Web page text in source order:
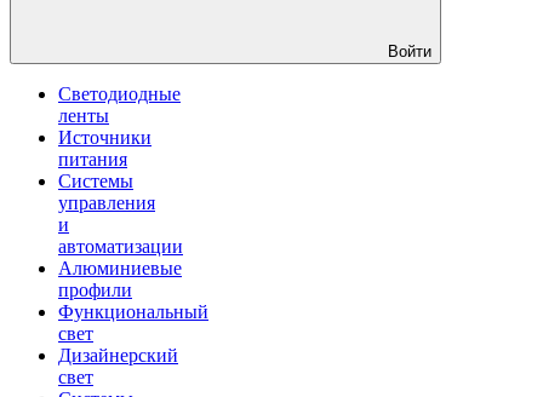
Войти
Светодиодные
ленты
Источники
питания
Системы
управления
и
автоматизации
Алюминиевые
профили
Функциональный
свет
Дизайнерский
свет